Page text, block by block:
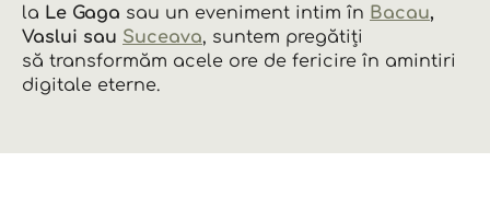
la Le Gaga sau un eveniment intim în Bacau,
Vaslui sau Suceava, suntem pregătiți
să transformăm acele ore de fericire în amintiri
digitale eterne.